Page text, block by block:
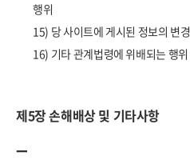
행위
15) 당 사이트에 게시된 정보의 변경
16) 기타 관계법령에 위배되는 행위
제5장 손해배상 및 기타사항